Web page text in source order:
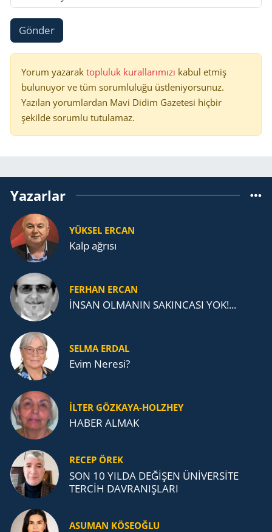
Gönder
Yorum yazarak topluluk kurallarımızı kabul etmiş
bulunuyor ve tüm sorumluluğu üstleniyorsunuz.
Yazılan yorumlardan Mavi Didim Gazetesi hiçbir
şekilde sorumlu tutulamaz.
Yazarlar
YÜKSEL ERCAN
Kalp ağrısı
FERHAN ERCAN
İNSAN OLMANIN SAKINCASI YOK!...
SELMA ERDAL
Evim Neresi?
İLTER GÖZKAYA-HOLZHEY
HABER ALMAK
RECEP ÖREK
SON 10 YILDA DEĞİŞEN ÜNİVERSİTE
TERCİH DAVRANIŞLARI
ASUMAN KÖSEOĞLU